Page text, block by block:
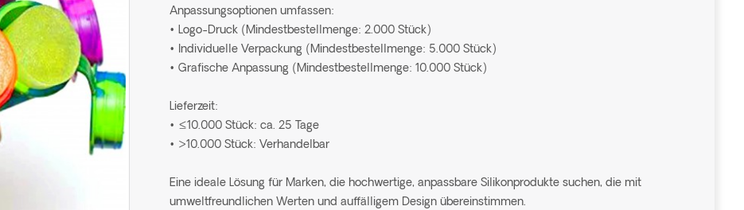
Anpassungsoptionen umfassen:
• Logo-Druck (Mindestbestellmenge: 2.000 Stück)
• Individuelle Verpackung (Mindestbestellmenge: 5.000 Stück)
• Grafische Anpassung (Mindestbestellmenge: 10.000 Stück)
Lieferzeit:
• ≤10.000 Stück: ca. 25 Tage
• >10.000 Stück: Verhandelbar
Eine ideale Lösung für Marken, die hochwertige, anpassbare Silikonprodukte suchen, die mit
umweltfreundlichen Werten und auffälligem Design übereinstimmen.